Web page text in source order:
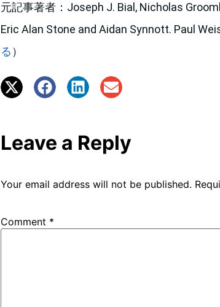
元記事著者：Joseph J. Bial, Nicholas
Eric Alan Stone and Aidan Synnott. Paul
る ）
Leave a Reply
Your email address will not be published.
Comment *